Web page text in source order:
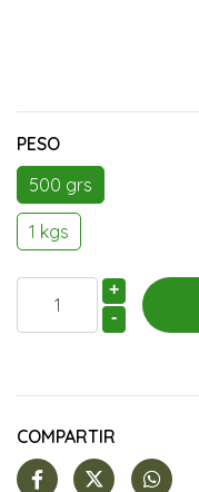
PESO
500 grs
1 kgs
+
-
COMPARTIR